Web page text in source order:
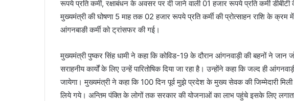
रूपये प्रति कर्मी, रक्षाबंधन के अवसर पर दी जाने वाली 01 हजार रूपये प्रति कर्मी
मुख्यमंत्री की घोषणा 5 माह तक 02 हजार रूपये प्रति कर्मी की प्रोत्साहन राशि के क्रम
आंगनबाङी कर्मी को ट्रांसफर की गई।
मुख्यमंत्री पुष्कर सिंह धामी ने कहा कि कोविड-19 के दौरान आंगनवाड़ी की बहनों ने जान
सराहनीय कार्यों के लिए उन्हें पारितोषिक दिया जा रहा है। उन्होंने कहा कि जल्द ही
जायेगा। मुख्यमंत्री ने कहा कि 100 दिन पूर्व मुझे प्रदेश के मुख्य सेवक की जिम्मेदारी
लिये गये। अन्तिम पंक्ति के लोगों तक सरकार की योजनाओं का लाभ पहुंचे इसके लिए